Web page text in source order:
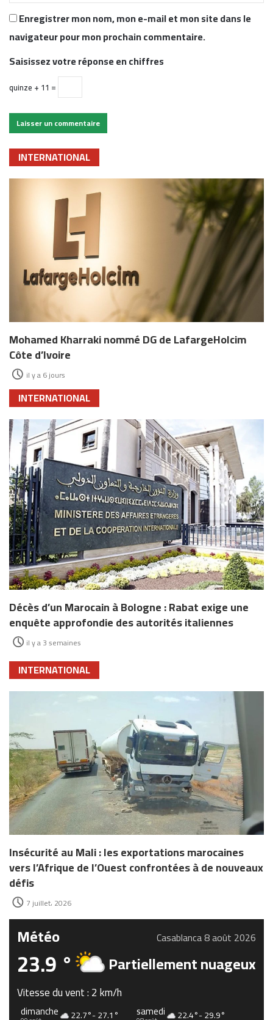
Enregistrer mon nom, mon e-mail et mon site dans le
navigateur pour mon prochain commentaire.
Saisissez votre réponse en chiffres
quinze + 11 =
INTERNATIONAL
Mohamed Kharraki nommé DG de LafargeHolcim
Côte d’Ivoire
il y a 6 jours
INTERNATIONAL
Décès d’un Marocain à Bologne : Rabat exige une
enquête approfondie des autorités italiennes
il y a 3 semaines
INTERNATIONAL
Insécurité au Mali : les exportations marocaines
vers l’Afrique de l’Ouest confrontées à de nouveaux
défis
7 juillet، 2026